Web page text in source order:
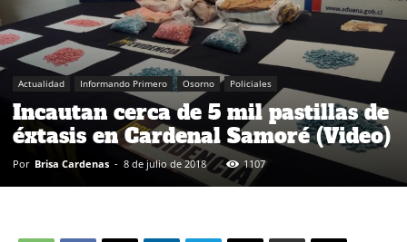
Actualidad Informando Primero Osorno Policiales
Incautan cerca de 5 mil pastillas de
éxtasis en Cardenal Samoré (Video)
Por Brisa Cardenas - 8 de julio de 2018 1107